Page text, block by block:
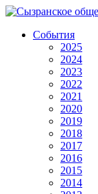
События
2025
2024
2023
2022
2021
2020
2019
2018
2017
2016
2015
2014